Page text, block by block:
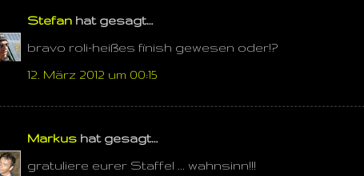
Stefan hat gesagt…
bravo roli-heißes finish gewesen oder!?
12. März 2012 um 00:15
Markus hat gesagt…
gratuliere eurer Staffel ... wahnsinn!!!